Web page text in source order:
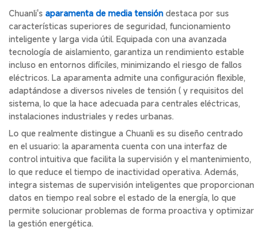
Chuanli's aparamenta de media tensión destaca por sus
características superiores de seguridad, funcionamiento
inteligente y larga vida útil. Equipada con una avanzada
tecnología de aislamiento, garantiza un rendimiento estable
incluso en entornos difíciles, minimizando el riesgo de fallos
eléctricos. La aparamenta admite una configuración flexible,
adaptándose a diversos niveles de tensión ( y requisitos del
sistema, lo que la hace adecuada para centrales eléctricas,
instalaciones industriales y redes urbanas.
Lo que realmente distingue a Chuanli es su diseño centrado
en el usuario: la aparamenta cuenta con una interfaz de
control intuitiva que facilita la supervisión y el mantenimiento,
lo que reduce el tiempo de inactividad operativa. Además,
integra sistemas de supervisión inteligentes que proporcionan
datos en tiempo real sobre el estado de la energía, lo que
permite solucionar problemas de forma proactiva y optimizar
la gestión energética.